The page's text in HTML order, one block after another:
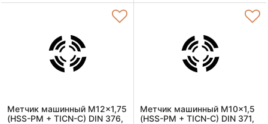
Метчик машинный M12x1,75
(HSS-PM + TICN-C) DIN 376,
Метчик машинный M10x1,5
(HSS-PM + TICN-C) DIN 371,